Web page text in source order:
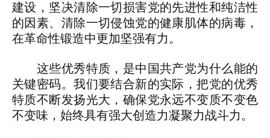
建设，坚决清除一切损害党的先进性和纯洁性
的因素、清除一切侵蚀党的健康肌体的病毒，
在革命性锻造中更加坚强有力。
这些优秀特质，是中国共产党为什么能的
关键密码。我们要结合新的实际，把党的优秀
特质不断发扬光大，确保党永远不变质不变色
不变味，始终具有强大创造力凝聚力战斗力。